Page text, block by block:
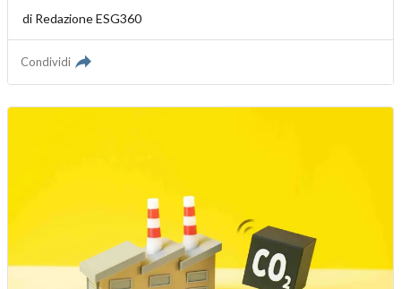
di Redazione ESG360
Condividi